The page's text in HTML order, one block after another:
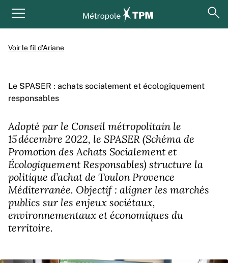
Menu principal
Voir le fil d’Ariane
Le SPASER : achats socialement et écologiquement
responsables
Adopté par le Conseil métropolitain le
15 décembre 2022, le SPASER (Schéma de
Promotion des Achats Socialement et
Écologiquement Responsables) structure la
politique d’achat de Toulon Provence
Méditerranée. Objectif : aligner les marchés
publics sur les enjeux sociétaux,
environnementaux et économiques du
territoire.